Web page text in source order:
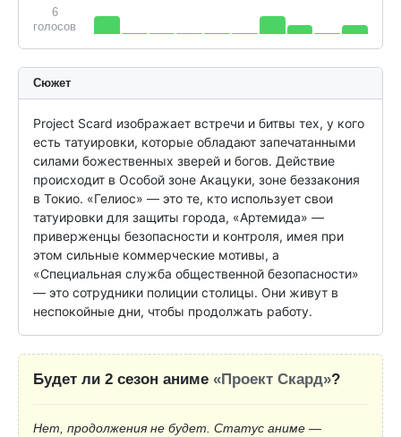
6
голосов
Сюжет
Project Scard изображает встречи и битвы тех, у кого
есть татуировки, которые обладают запечатанными
силами божественных зверей и богов. Действие
происходит в Особой зоне Акацуки, зоне беззакония
в Токио. «Гелиос» — это те, кто использует свои
татуировки для защиты города, «Артемида» —
приверженцы безопасности и контроля, имея при
этом сильные коммерческие мотивы, а
«Специальная служба общественной безопасности»
— это сотрудники полиции столицы. Они живут в
неспокойные дни, чтобы продолжать работу.
Будет ли 2 сезон аниме «Проект Скард»?
Нет, продолжения не будет. Статус аниме —